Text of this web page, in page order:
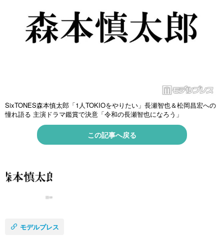
SixTONES森本慎太郎「1人TOKIOをやりたい」長瀬智也＆松岡昌宏への
憧れ語る 主演ドラマ鑑賞で決意「令和の長瀬智也になろう」
この記事へ戻る
モデルプレス